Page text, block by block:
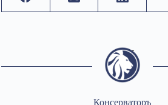
Консерваторъ